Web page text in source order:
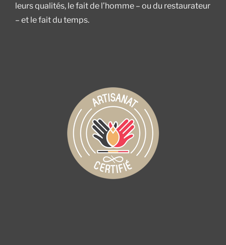
leurs qualités, le fait de l’homme – ou du restaurateur
– et le fait du temps.